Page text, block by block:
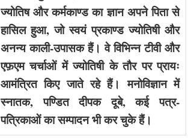
ज्योतिष और कर्मकाण्ड का ज्ञान अपने पिता से
हासिल हुआ, जो स्वयं प्रकाण्ड ज्योतिषी और
अनन्य काली-उपासक हैं। वे विभिन्न टीवी और
एफ़एम चर्चाओं में ज्योतिषी के तौर पर प्रायः
आमंत्रित किए जाते रहे हैं। मनोविज्ञान में
स्नातक, पण्डित दीपक दूबे, कई पत्र-
पत्रिकाओं का सम्पादन भी कर चुके हैं।